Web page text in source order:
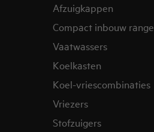
Afzuigkappen
Compact inbouw range
Vaatwassers
Koelkasten
Koel-vriescombinaties
Vriezers
Stofzuigers